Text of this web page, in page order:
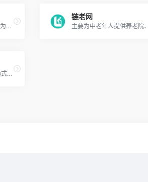
全国康养人才网（WWW.NHHR.NET.CN）作为《健康中国人才培养工程》的官方网站，主要开展政策解读，技能培训，能力测评，人才交流等业务。欢迎社会各界志同道合的朋友们加入我们，共同推动康养人才培养体系的建设，为人力资源强国贡献一份力量。
链老网
为特殊需求的长者提供定制化的养老服务和模式，我们还提供床位转让，养老顾问一对一咨询，为长者的晚年生活提供完善，可靠，信赖的养老规划服务。